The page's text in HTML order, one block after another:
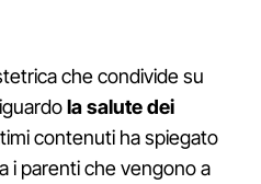
che condivide su
la salute dei
contenuti ha spiegato
i parenti che vengono a